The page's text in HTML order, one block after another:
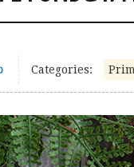
Categories: